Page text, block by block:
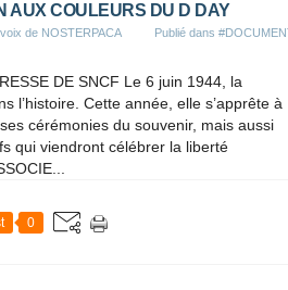
AUX COULEURS DU D DAY
de NOSTERPACA Publié dans
DE SNCF Le 6 juin 1944, la
l’histoire. Cette année, elle s’apprête à
cérémonies du souvenir, mais aussi
qui viendront célébrer la liberté
0